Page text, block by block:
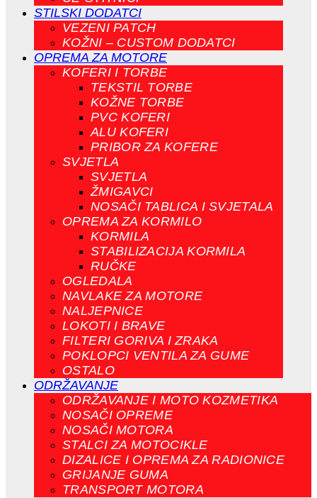
STILSKI DODATCI
VEZENI PATCH
KOŽNI – CUSTOM DODATCI
OPREMA ZA MOTORE
KOFERI I TORBE
TEKSTIL TORBE
KOŽNE TORBE
PVC KOFERI
ALU KOFERI
PRIBOR ZA KOFERE
SVJETLA
SVJETLA
ŽMIGAVCI
NOSAČI TABLICA I SVJETALA
OPREMA ZA KORMILO
KORMILA
STABILIZACIJA KORMILA
RUČKE
OGLEDALA
NAVLAKE ZA MOTORE
NALJEPNICE
LOKOTI I BRAVE
FILTERI GORIVA I ZRAKA
POKLOPCI VENTILA ZA GUME
OSTALO
ODRŽAVANJE
ODRŽAVANJE I MOTO KOZMETIKA
NOSAČI OPREME
NOSAČI MOTORA
STALCI ZA MOTOCIKLE
DIZALICE I OPREMA ZA RADIONICE
GRIJANJE GUMA
TRANSPORT MOTORA